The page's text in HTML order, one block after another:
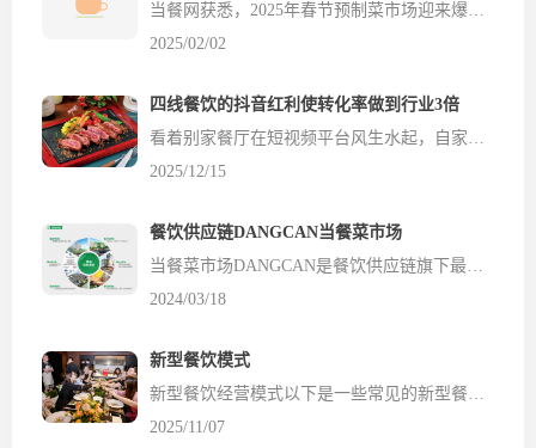
当餐网获悉，2025年春节预制菜市场迎来爆发式增长。据餐饮食材供应链平台统计，今年预制菜年销售额突破200亿元，同比增长超过50%。从消费人群看，预制菜消费者集中在一、二线城市，占比高达80%，22～31岁人群为消费主力军，占比高达43%。有网友疑惑：越骂越买，到底为什么？ 在快节奏的现代生活中，餐饮商家和消费者都越来越注重效率和便捷，预制菜凭借快速烹饪、快...
2025/02/02
四线餐饮的抖音红利使转化率做到行业3倍
看着别家餐厅在短视频平台风生水起，自家账号却始终不温不火，是许多餐饮老板心头的刺。投入了人力、做了团购、开了直播，但顾客到店数和核销率依然低迷，仿佛线上营销是个“资金黑洞”。更令人焦虑的是，传统的发传单、做折扣效果越来越差，新的增长路径究竟在哪里？ 今天餐饮食材网分享的是一个极具参考价值的真实餐饮本地化运营案例。它发生在非一线城市&m...
2025/12/15
餐饮供应链DANGCAN当餐菜市场
当餐菜市场DANGCAN是餐饮供应链旗下最核心业务板块，以智慧菜市场、农产品物流园、线上平台、专业市场、产业园区为运营核心，主要致力于农产品B端流转、C端消费，实现优质农产品从源头到市场的全过程可溯源管控，打造集研、产、供、销为一体的全产业链农产品交易平台和绿色生鲜品牌。当餐菜市场以推动城市扩容提质、乡村农产振兴为目的，多年来，通过升级改造传统菜市场、建设标...
2024/03/18
新型餐饮模式
新型餐饮经营模式以下是一些常见的新型餐饮经营模式，餐饮供应链汇总后供您参考：智能化运营模式无人餐厅：通过智能设备实现点餐、烹饪、送餐全流程自动化，降低人力成本，提升效率。智能点餐与推荐系统：利用AI算法根据顾客偏好提供个性化菜品推荐，提高点餐效率和满意度。线上线下融合模式外卖与堂食一体化：优化外卖包装和菜品设计，通过线上平台推广吸引顾客，扩大市场份额。线上预...
2025/11/07